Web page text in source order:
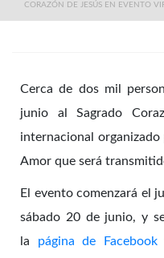
CORAZÓN DE JESÚS EN EVENTO
Cerca de dos mil
junio al Sagrado
internacional organizado
Amor que será
El evento comenzará el
sábado 20 de junio, y
la página de Facebook